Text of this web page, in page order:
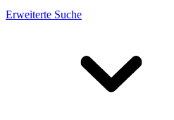
Erweiterte Suche